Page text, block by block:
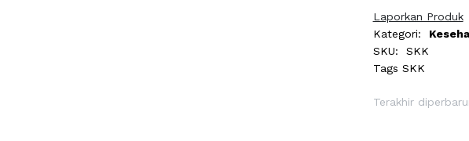
Laporkan Produk
Kategori:
SKU:
SKK
Tags SKK
Terakhir